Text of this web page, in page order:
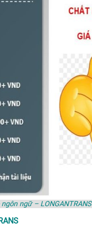
ngữ – LONGANTRANS